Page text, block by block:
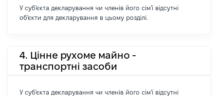
У суб'єкта декларування чи членів його сім'ї відсутні
об'єкти для декларування в цьому розділі.
4. Цінне рухоме майно -
транспортні засоби
У суб'єкта декларування чи членів його сім'ї відсутні